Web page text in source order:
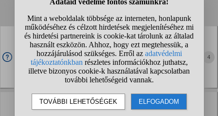
Ezek mindenképp borderline-ra utaló tünetek? Van itt
olyan, aki diagnosztizált és meg tud ezzel küzdeni...
Borzalmas érzés látni, hogy más emberek ennyire komoly
döntéseket meg tudnak hozni az életükkel kapcsolatban,
nekem már egy nap alatt már nem csak hangulat, de
világnézet torzulásaim is vannak... Pedig...
4
Egy borderlineos nőnél mennyire általános az,
hogy rövid ismertség után betegesen rá tud